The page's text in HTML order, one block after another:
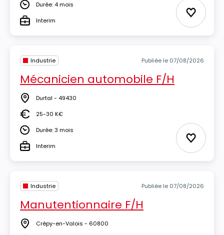
DuréeDurée: 4 mois
TypeInterim Ajouter
Industrie Publiée le 07/08/2026
Mécanicien automobile F/H
Lieu Durtal - 49430
Salaire25-30 K€
DuréeDurée: 3 mois
TypeInterim Ajouter
Industrie Publiée le 07/08/2026
Manutentionnaire F/H
Lieu Crépy-en-Valois - 60800